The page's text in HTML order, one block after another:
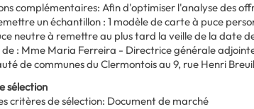
complémentaires: Afin d'optimiser l'analyse des
un échantillon : 1 modèle de carte à puce
neutre à remettre au plus tard la veille de la date
: Mme Maria Ferreira - Directrice générale
de communes du Clermontois au 9, rue Henri
sélection
critères de sélection: Document de marché